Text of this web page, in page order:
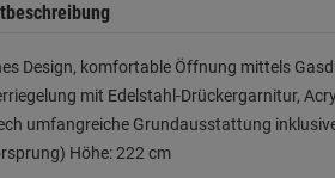
Design, komfortable Öffnung mittels
mit Edelstahl-Drückergarnitur,
umfangreiche Grundausstattung
Höhe: 222 cm